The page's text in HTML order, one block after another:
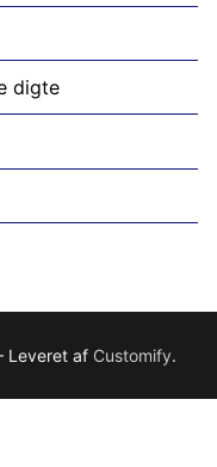
digte
Leveret af Customify.